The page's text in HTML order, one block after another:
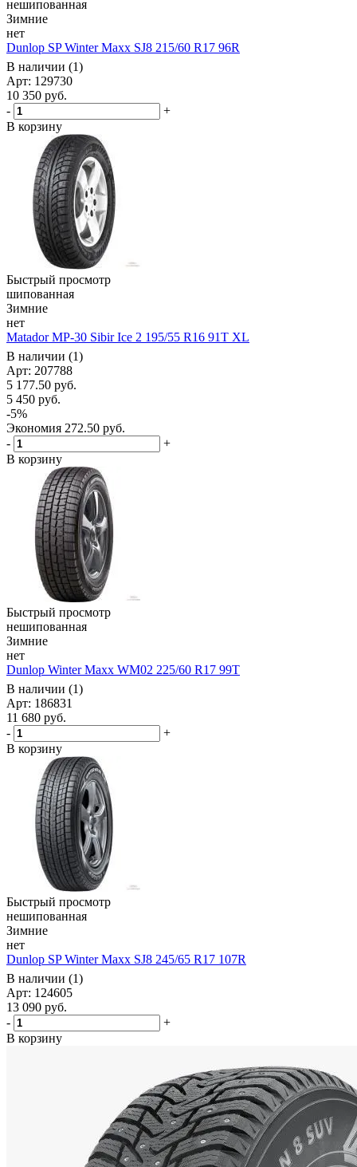
нешипованная
Зимние
нет
Dunlop SP Winter Maxx SJ8 215/60 R17 96R
В наличии (1)
Арт: 129730
10 350 руб.
-
+
В корзину
Быстрый просмотр
шипованная
Зимние
нет
Matador MP-30 Sibir Ice 2 195/55 R16 91T XL
В наличии (1)
Арт: 207788
5 177.50 руб.
5 450 руб.
-5%
Экономия 272.50 руб.
-
+
В корзину
Быстрый просмотр
нешипованная
Зимние
нет
Dunlop Winter Maxx WM02 225/60 R17 99T
В наличии (1)
Арт: 186831
11 680 руб.
-
+
В корзину
Быстрый просмотр
нешипованная
Зимние
нет
Dunlop SP Winter Maxx SJ8 245/65 R17 107R
В наличии (1)
Арт: 124605
13 090 руб.
-
+
В корзину